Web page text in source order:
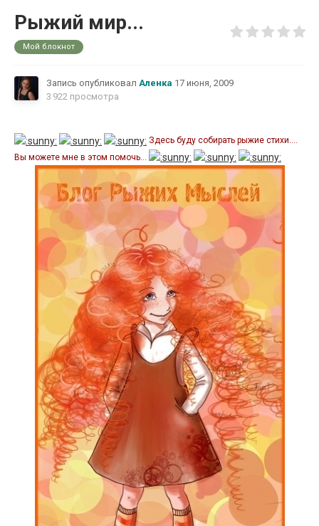
Рыжий мир...
Мой блокнот
Запись опубликовал Аленка 17 июня, 2009
3 922 просмотра
Здесь буду собирать рыжие стихи....
Вы можете мне в этом помочь...